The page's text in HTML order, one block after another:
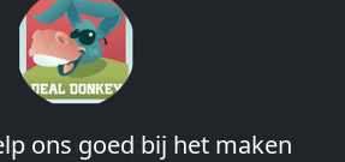
ons goed bij het maken
geval prima